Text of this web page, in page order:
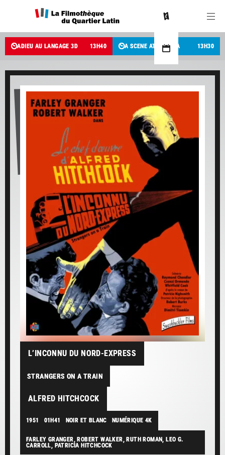
ADIEU AU LANGAGE 3D 13 H40 A SCENE AT THE SEA 13 H30
L’INCONNU DU NORD-EXPRESS
STRANGERS ON A TRAIN
ALFRED HITCHCOCK
1951 01H41 NOIR ET BLANC NUMÉRIQUE 4K
FARLEY GRANGER, ROBERT WALKER, RUTH ROMAN, LEO G.
CARROLL, PATRICIA HITCHCOCK